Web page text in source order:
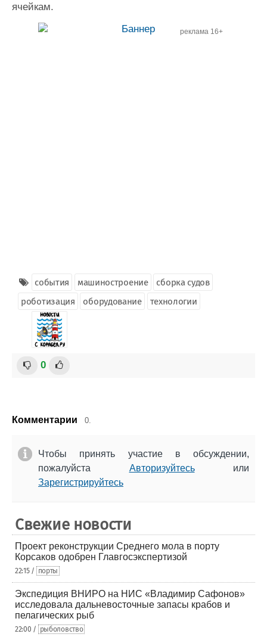
ячейкам.
реклама 16+
события машиностроение
сборка судов
роботизация
оборудование технологии
0
Комментарии 0.
Чтобы принять участие в обсуждении,
пожалуйста Авторизуйтесьили
Зарегистрируйтесь
Свежие новости
Проект реконструкции Среднего мола в порту
Корсаков одобрен Главгосэкспертизой
22:15 / порты
Экспедиция ВНИРО на НИС «Владимир Сафонов»
исследовала дальневосточные запасы крабов и
пелагических рыб
22:00 / рыболовство